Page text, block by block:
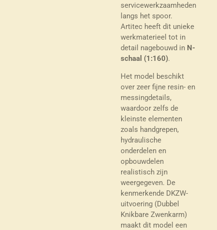
servicewerkzaamheden
langs het spoor.
Artitec heeft dit unieke
werkmaterieel tot in
detail nagebouwd in N-
schaal (1:160).
Het model beschikt
over zeer fijne resin- en
messingdetails,
waardoor zelfs de
kleinste elementen
zoals handgrepen,
hydraulische
onderdelen en
opbouwdelen
realistisch zijn
weergegeven. De
kenmerkende DKZW-
uitvoering (Dubbel
Knikbare Zwenkarm)
maakt dit model een